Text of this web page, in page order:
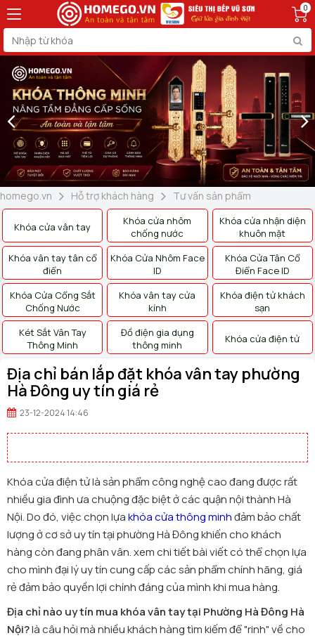
0
homego.vn Hỗ trợ khách hàng Tư vấn sản phẩm
Khóa cửa vân tay
Khóa cửa nhôm
chống nước
Khóa cửa nhận diện
khuôn mặt
Khóa vân tay tân cổ
điển
Khóa Cửa Nhôm Face
ID
Khóa Cửa Tân Cổ
Điển Face ID
Khóa Cửa Cổng Sắt
Chống Nước
Khóa vân tay cửa
kính
Khóa điện tử khách
sạn
Két Sắt Vân Tay
Thông Minh
Đồ điện gia dụng
thông minh
Khóa cửa điện tử
Địa chỉ bán lắp đặt khóa vân tay phường
Hà Đông uy tín giá rẻ
23-12-2024 14:46
Khóa cửa điện tử là sản phẩm công nghệ cao đang được rất
nhiều gia đình ưa chuộng đặc biệt ở các quận nội thành Hà
Nội. Do đó, việc chọn lựakhóa cửa thông minhđảm bảo chất
lượng ở cơ sở uy tín tại phường Hà Đông khiến cho khách
hàng còn đang phân vân. xem chi tiết bài viết có thể chọn lựa
cho mình đại lý uy tín cung cấp các sản phẩm chính hãng, giá
rẻ đảm bảo quyền lợi chính đáng của mình khi mua hàng.
Địa chỉ nào uy tín mua khóa vân tay tại Phường Hà Đông Hà
Nội?là câu hỏi mà nhiều khách hàng tìm kiếm để "rinh" về cho